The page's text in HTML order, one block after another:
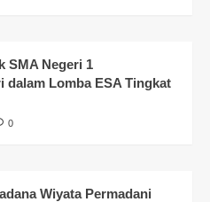
SMA Negeri 1
dalam Lomba ESA Tingkat
0
Wiyata Permadani